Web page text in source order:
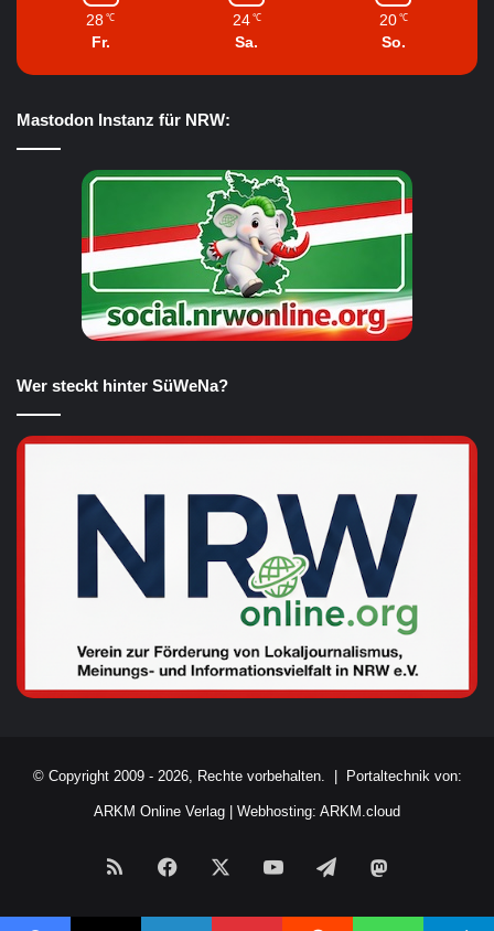
28 ℃
Fr.
24 ℃
Sa.
20 ℃
So.
Mastodon Instanz für NRW:
Wer steckt hinter SüWeNa?
© Copyright 2009 - 2026, Rechte vorbehalten. | Portaltechnik von:
ARKM Online Verlag Webhosting: ARKM.cloud
RSS Facebook YouTubeTelegram